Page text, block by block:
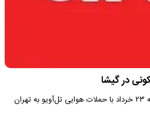
در گیشا
رژیم صهیونیستی از روز جمعه گذشته ۲۳ خرداد با حملات هوایی تل‌آویو به تهران